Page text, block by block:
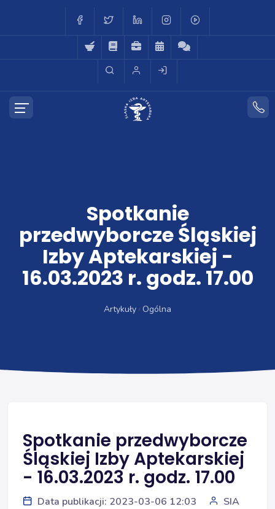
Spotkanie
przedwyborcze Śląskiej
Izby Aptekarskiej -
16.03.2023 r. godz. 17.00
Artykuły Ogólna
Spotkanie przedwyborcze
Śląskiej Izby Aptekarskiej
- 16.03.2023 r. godz. 17.00
Data publikacji: 2023-03-06 12:03
SIA